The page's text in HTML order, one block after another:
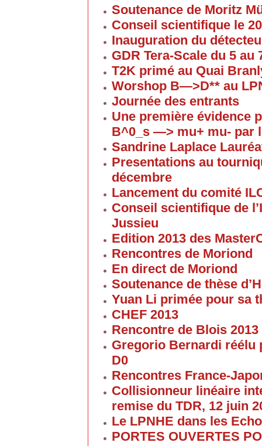
Soutenance de Moritz
Conseil scientifique le
Inauguration du
GDR Tera-Scale du 5
T2K primé au Quai
Worshop B—>D** au
Journée des entrants
Une première évidence
B^0_s —> mu+ mu- par
Sandrine Laplace
Presentations au
décembre
Lancement du comité
Conseil scientifique de
Jussieu
Edition 2013 des
Rencontres de Moriond
En direct de Moriond
Soutenance de thèse
Yuan Li primée pour sa
CHEF 2013
Rencontre de Blois 2013
Gregorio Bernardi réélu
D0
Rencontres France-
Collisionneur linéaire
remise du TDR, 12 juin
Le LPNHE dans les
PORTES OUVERTES